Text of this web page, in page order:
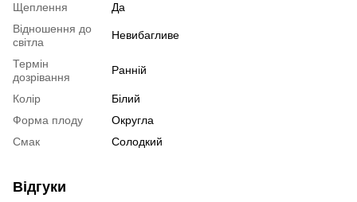
Щеплення
Да
Відношення до
світла
Невибагливе
Термін
дозрівання
Ранній
Колір
Білий
Форма плоду
Округла
Смак
Солодкий
Відгуки